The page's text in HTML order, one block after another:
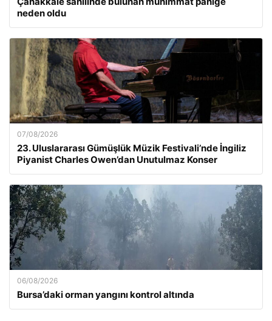
neden oldu
07/08/2026
23. Uluslararası Gümüşlük Müzik Festivali’nde İngiliz
Piyanist Charles Owen’dan Unutulmaz Konser
06/08/2026
Bursa’daki orman yangını kontrol altında